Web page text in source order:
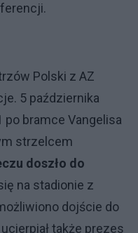
Polski z AZ
5 października
po bramce Vangelisa
strzelcem
doszło do
na stadionie z
dojście do
także prezes